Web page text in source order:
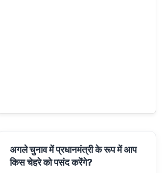
अगले चुनाव में प्रधानमंत्री के रूप में आप
किस चेहरे को पसंद करेंगे?